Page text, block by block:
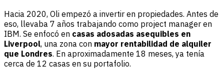
Hacia 2020, Oli empezó a invertir en propiedades. Antes de
eso, llevaba 7 años trabajando como project manager en
IBM. Se enfocó en casas adosadas asequibles en
Liverpool, una zona con mayor rentabilidad de alquiler
que Londres. En aproximadamente 18 meses, ya tenía
cerca de 12 casas en su portafolio.